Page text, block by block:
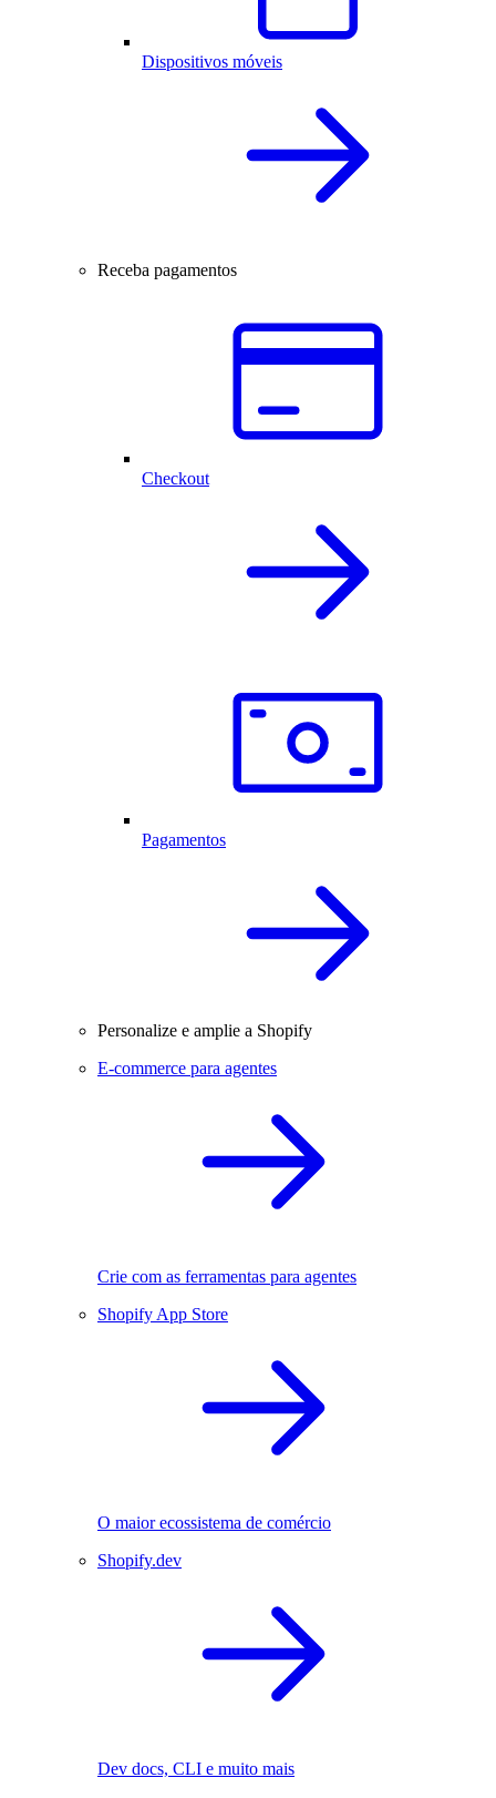
Dispositivos móveis
Receba pagamentos
Checkout
Pagamentos
Personalize e amplie a Shopify
E-commerce para agentes
Crie com as ferramentas para agentes
Shopify App Store
O maior ecossistema de comércio
Shopify.dev
Dev docs, CLI e muito mais